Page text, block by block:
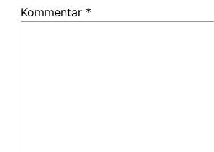
Kommentar *